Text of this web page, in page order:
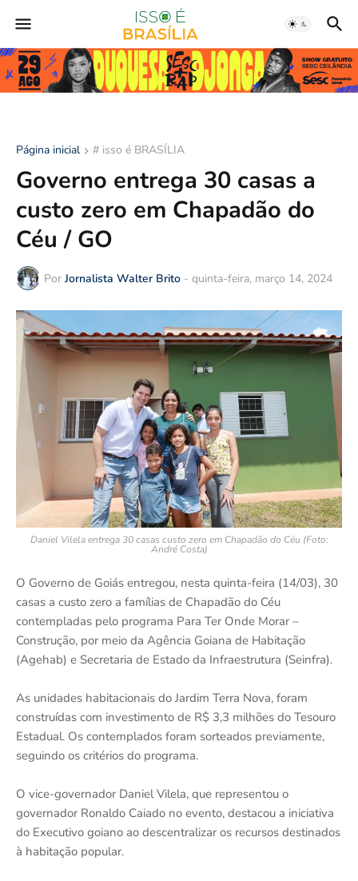
Página inicial # isso é BRASÍLIA
Governo entrega 30 casas a
custo zero em Chapadão do
Céu / GO
Por Jornalista Walter Brito - quinta-feira, março 14, 2024
Daniel Vilela entrega 30 casas custo zero em Chapadão do Céu (Foto:
André Costa)
O Governo de Goiás entregou, nesta quinta-feira (14/03), 30
casas a custo zero a famílias de Chapadão do Céu
contempladas pelo programa Para Ter Onde Morar –
Construção, por meio da Agência Goiana de Habitação
(Agehab) e Secretaria de Estado da Infraestrutura (Seinfra).
As unidades habitacionais do Jardim Terra Nova, foram
construídas com investimento de R$ 3,3 milhões do Tesouro
Estadual. Os contemplados foram sorteados previamente,
seguindo os critérios do programa.
O vice-governador Daniel Vilela, que representou o
governador Ronaldo Caiado no evento, destacou a iniciativa
do Executivo goiano ao descentralizar os recursos destinados
à habitação popular.